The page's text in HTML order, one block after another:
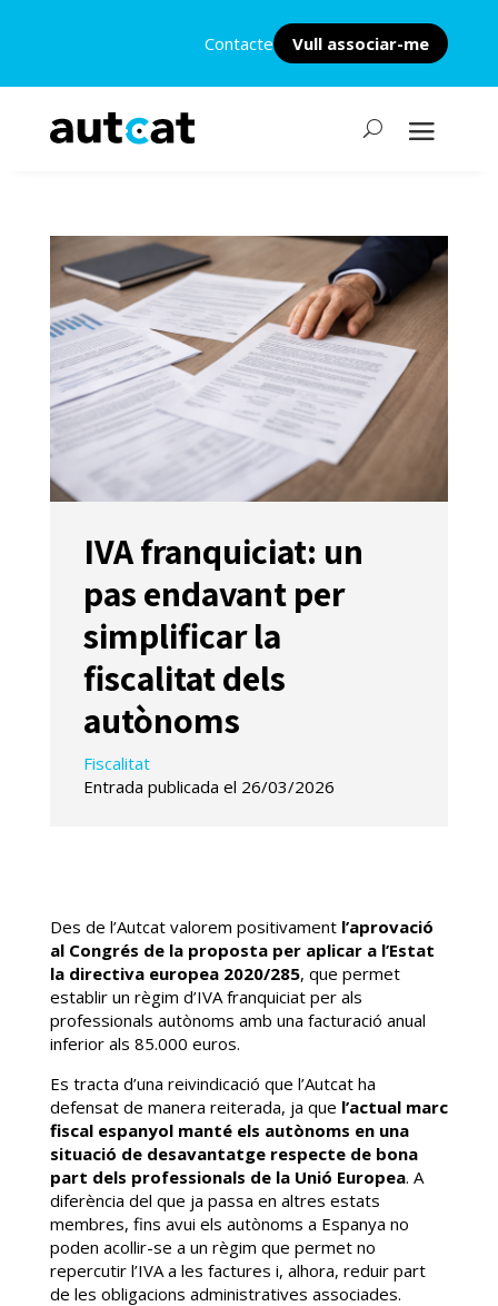
Contacte Vull associar-me
IVA franquiciat: un
pas endavant per
simplificar la
fiscalitat dels
autònoms
Fiscalitat
Entrada publicada el 26/03/2026
Des de l’Autcat valorem positivament l’aprovació
al Congrés de la proposta per aplicar a l’Estat
la directiva europea 2020/285, que permet
establir un règim d’IVA franquiciat per als
professionals autònoms amb una facturació anual
inferior als 85.000 euros.
Es tracta d’una reivindicació que l’Autcat ha
defensat de manera reiterada, ja que l’actual marc
fiscal espanyol manté els autònoms en una
situació de desavantatge respecte de bona
part dels professionals de la Unió Europea. A
diferència del que ja passa en altres estats
membres, fins avui els autònoms a Espanya no
poden acollir-se a un règim que permet no
repercutir l’IVA a les factures i, alhora, reduir part
de les obligacions administratives associades.